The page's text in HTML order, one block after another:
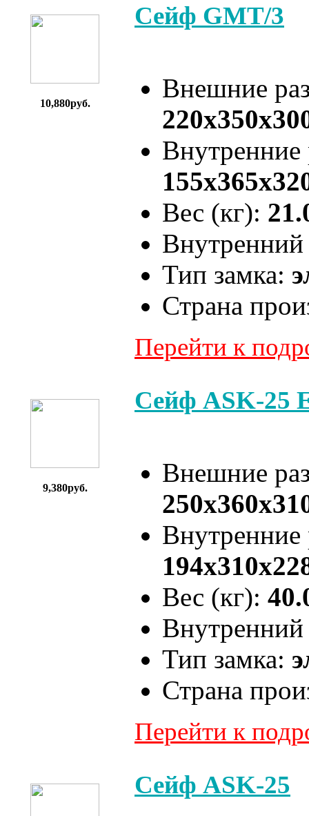
10,880руб.
Сейф GMT/3
Внешние
Вес (кг):
Тип замка:
Страна
Перейти к
9,380руб.
Сейф ASK-25
Внешние
Вес (кг):
Тип замка:
Страна
Перейти к
Сейф ASK-25